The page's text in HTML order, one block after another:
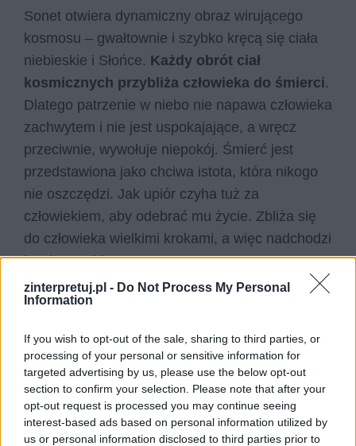
zinterpretuj.pl - Do Not Process My Personal
Information
If you wish to opt-out of the sale, sharing to third parties, or
processing of your personal or sensitive information for
targeted advertising by us, please use the below opt-out
section to confirm your selection. Please note that after your
opt-out request is processed you may continue seeing
interest-based ads based on personal information utilized by
us or personal information disclosed to third parties prior to
Sonet otwiera dynamiczny obraz wirującego
kosmosu – gwałtownie i szybko kręcą się ciała
niebieskie i Słońce. Każdy obrót ciał
kosmicznych przybliża człowieka do śmierci.
Dlatego patrzenie w niebo nie napawa człowieka
zachwytem i nie jest uspokajające, a wręcz
przeciwnie, wywołuje niepokój. Śmierć jest
przedstawiona jako chciwa istota, która nikogo
nie oszczędzi. Jak upiór czyha tuż za
człowiekiem, aby odebrać mu życie. Zbliża się
do człowieka wielkimi krokami, a więc nadchodzi
bardzo szybko.
Poeta zawiera w swoim utworze
epokę, która zwątpiła w ludzką moc i dobro.
Człowiek ciągle popełnia błędy i grzeszy.
Podmiot liryczny rozpacza nad swoją bezbożną
młodością i nad tym, ile zła w życiu uczynił.
Zdaje się jakby zło było zespolone z ludzką